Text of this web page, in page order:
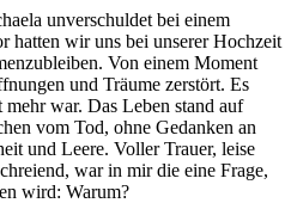
unverschuldet bei einem
hatten wir uns bei unserer Hochzeit
Von einem Moment
und Träume zerstört. Es
war. Das Leben stand auf
vom Tod, ohne Gedanken an
und Leere. Voller Trauer, leise
war in mir die eine Frage,
wird: Warum?